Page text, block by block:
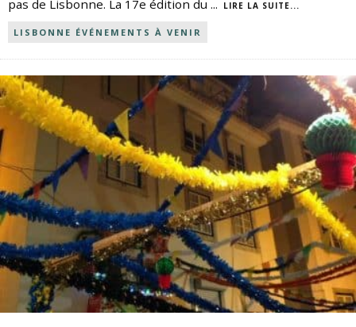
pas de Lisbonne. La 17e édition du ... LIRE LA SUITE...
LISBONNE ÉVÉNEMENTS À VENIR